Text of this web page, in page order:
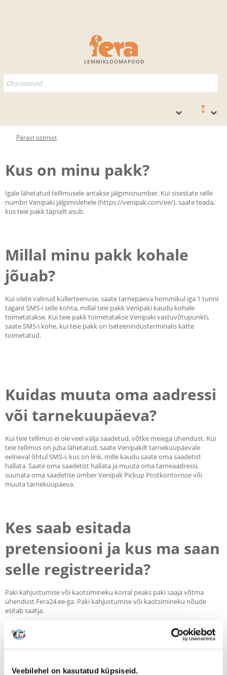
Veebilehel on kasutatud küpsiseid.
LEMMIKLOOMAPOOD
0
Pärast ostmist
Kus on minu pakk?
Igale lähetatud tellimusele antakse jälgimisnumber. Kui sisestate selle
numbri Venipaki jälgimislehele (https://venipak.com/ee/), saate teada,
kus teie pakk täpselt asub.
Millal minu pakk kohale
jõuab?
Kui olete valinud kullerteenuse, saate tarnepäeva hommikul iga 1 tunni
tagant SMS-i selle kohta, millal teie pakk Venipaki kaudu kohale
toimetatakse. Kui teie pakk toimetatakse Venipaki vastuvõtupunkti,
saate SMS-i kohe, kui teie pakk on iseteenindusterminalis kätte
toimetatud.
Kuidas muuta oma aadressi
või tarnekuupäeva?
Kui teie tellimus ei ole veel välja saadetud, võtke meiega ühendust. Kui
teie tellimus on juba lähetatud, saate Venipakilt tarnekuupäevale
eelneval õhtul SMS-i, kus on link, mille kaudu saate oma saadetist
hallata. Saate oma saadetist hallata ja muuta oma tarneaadressi,
suunata oma saadetise ümber Venipak Pickup Postkontorisse või
muuta tarnekuupäeva.
Kes saab esitada
pretensiooni ja kus ma saan
selle registreerida?
Paki kahjustumise või kaotsimineku korral peaks paki saaja võtma
ühendust Fera24.ee-ga. Paki kahjustumise või kaotsimineku nõude
esitab saatja.
Kuhu pöörduda, kui ma ei ole rahul saadetise kvaliteedi või kulleri
tööga? Venipak tervitab teie tagasisidet. Kommentaarid ja ettepanekud